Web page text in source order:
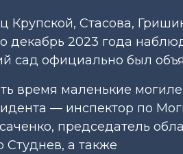
Стасова,
декабрь 2023 года
сад официально был
время маленькие
— инспектор по
председатель
а также